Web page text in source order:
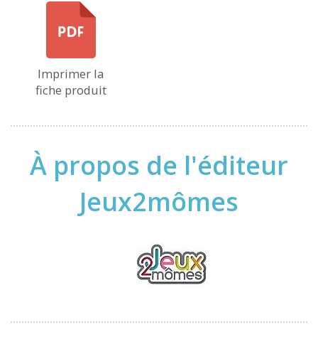
Imprimer la
fiche produit
À propos de l'éditeur
Jeux2mômes